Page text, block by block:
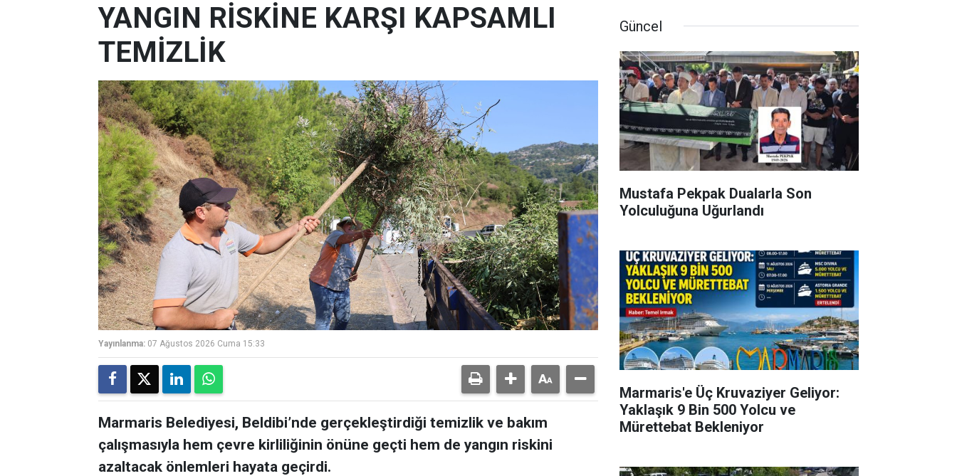
YANGIN RİSKİNE KARŞI KAPSAMLI
TEMİZLİK
Yayınlanma: 07 Ağustos 2026 Cuma 15:33
Marmaris Belediyesi, Beldibi’nde gerçekleştirdiği temizlik ve bakım
çalışmasıyla hem çevre kirliliğinin önüne geçti hem de yangın riskini
azaltacak önlemleri hayata geçirdi.
Güncel
Mustafa Pekpak Dualarla Son
Yolculuğuna Uğurlandı
Marmaris'e Üç Kruvaziyer Geliyor:
Yaklaşık 9 Bin 500 Yolcu ve
Mürettebat Bekleniyor